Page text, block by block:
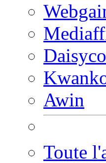
Awin
Toute